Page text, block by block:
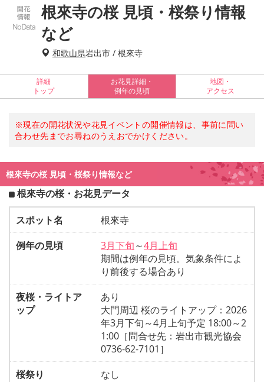
根來寺の桜 見頃・桜祭り情報
など
和歌山県岩出市 / 根來寺
詳細
トップ
お花見詳細・
例年の見頃
地図・
アクセス
※現在の開花状況や花見イベントの開催情報は、事前に問い
合わせ先までお尋ねのうえおでかけください。
根來寺の桜 見頃・桜祭り情報など
根來寺の桜・お花見データ
スポット名
根來寺
例年の見頃
3月下旬～4月上旬
期間は例年の見頃。気象条件によ
り前後する場合あり
夜桜・ライトア
ップ
あり
大門周辺 桜のライトアップ：2026
年3月下旬～4月上旬予定 18:00～2
1:00［問合せ先：岩出市観光協会
0736-62-7101］
桜祭り
なし